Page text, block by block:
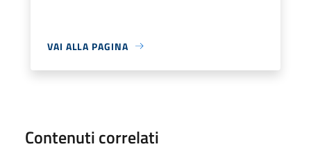
VAI ALLA PAGINA
Contenuti correlati